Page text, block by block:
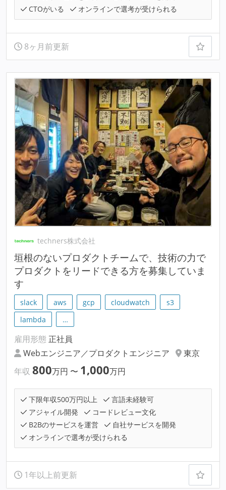
CTOがいる
オンラインで選考が受けられる
8ヶ月前更新
techners株式会社
垣根のないプロダクトチームで、技術の力で
プロダクトをリードできる方を募集していま
す
slack aws gcp cloudwatch
s3
lambda
…
雇用形態 正社員
Webエンジニア／プロダクトエンジニア
東京
年収 800万円 〜 1,000万円
下限年収500万円以上
言語未経験可
アジャイル開発
コードレビュー文化
B2Bのサービスを運営
自社サービスを開発
オンラインで選考が受けられる
1年以上前更新